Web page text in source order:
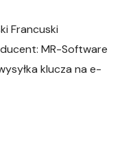
Francuski
MR-Software
klucza na e-